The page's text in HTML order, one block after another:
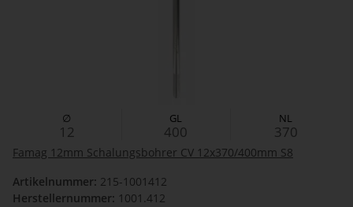
∅
12
GL
400
NL
370
Famag 12mm Schalungsbohrer CV 12x370/400mm S8
Artikelnummer: 215-1001412
Herstellernummer: 1001.412